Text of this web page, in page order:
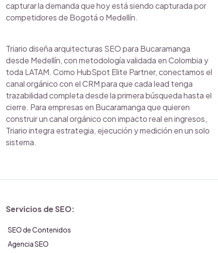
capturar la demanda que hoy está siendo capturada por
competidores de Bogotá o Medellín.
Triario diseña arquitecturas SEO para Bucaramanga
desde Medellín, con metodología validada en Colombia y
toda LATAM. Como HubSpot Elite Partner, conectamos el
canal orgánico con el CRM para que cada lead tenga
trazabilidad completa desde la primera búsqueda hasta el
cierre. Para empresas en Bucaramanga que quieren
construir un canal orgánico con impacto real en ingresos,
Triario integra estrategia, ejecución y medición en un solo
sistema.
Servicios de SEO:
SEO de Contenidos
Agencia SEO